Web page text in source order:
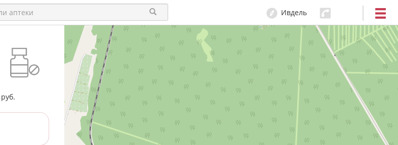
Ивдель
руб.